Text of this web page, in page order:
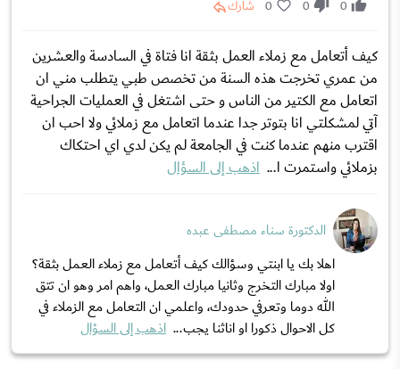
0
0
0 شارك
كيف أتعامل مع زملاء العمل بثقة انا فتاة في السادسة والعشرين
من عمري تخرجت هذه السنة من تخصص طبي يتطلب مني ان
اتعامل مع الكتير من الناس و حتى اشتغل في العمليات الجراحية
آتي لمشكلتي انا بتوتر جدا عندما اتعامل مع زملائي ولا احب ان
اقترب منهم عندما كنت في الجامعة لم يكن لدي اي احتكاك
بزملائي واستمرت ا... اذهب إلى السؤال
الدكتورة سناء مصطفى عبده
اهلا بك يا ابنتي وسؤالك كيف أتعامل مع زملاء العمل بثقة؟
اولا مبارك التخرج وثانيا مبارك العمل، واهم امر وهو ان تتق
الله دوما وتعرفي حدودك، واعلمي ان التعامل مع الزملاء في
كل الاحوال ذكورا او اناثنا يجب... اذهب إلى السؤال